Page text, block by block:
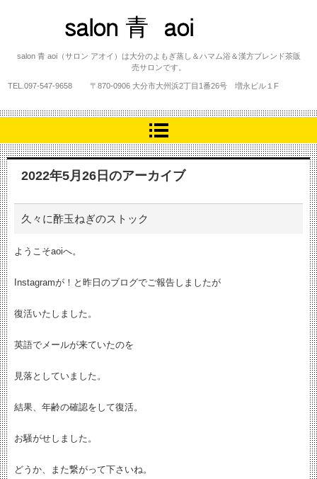
salon 青 aoi
salon 青 aoi（サロン アオイ）は大分のよもぎ蒸し＆ハマム浴＆漢方ブレンド茶販
売サロンです。
TEL. 097-547-9658 〒870-0906 大分市大州浜2丁目1番26号 増永ビル１F
2022年5月26日 のアーカイブ
久々に酢玉ねぎのストック
ようこそaoiへ。
Instagramが！と昨日のブログでご報告しましたが
復活いたしました。
英語でメールが来ていたのを
見落としていました。
結果、年齢の確認をして復活。
お騒がせしました。
どうか、また繋がって下さいね。